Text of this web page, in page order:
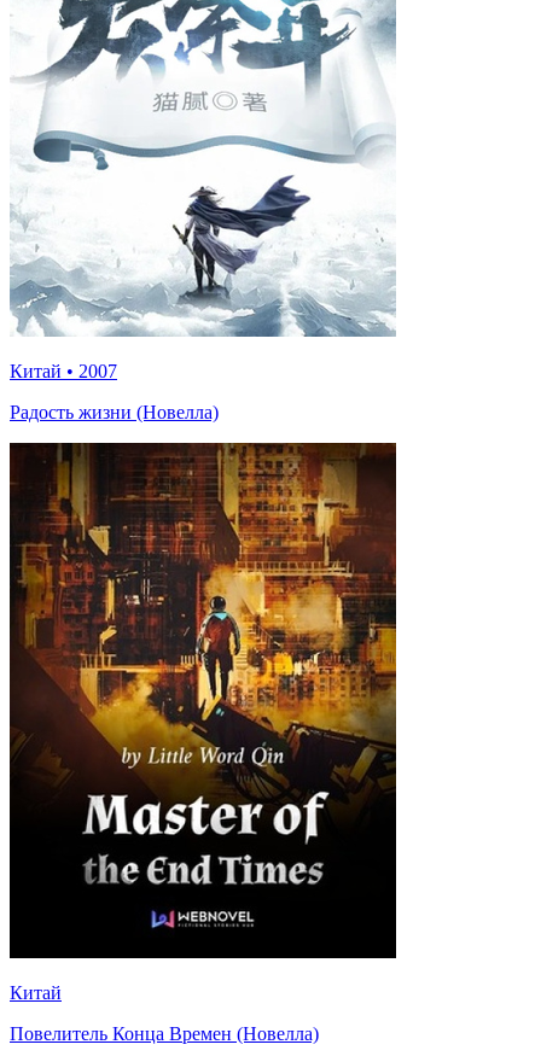
Китай • 2007
Радость жизни (Новелла)
Китай
Повелитель Конца Времен (Новелла)